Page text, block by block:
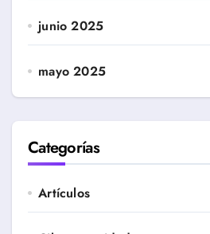
junio 2025
mayo 2025
Categorías
Artículos